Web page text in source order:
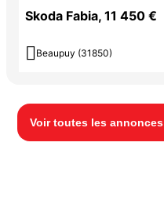
Skoda Fabia, 11 450 €
 Beaupuy (31850)
Voir toutes les